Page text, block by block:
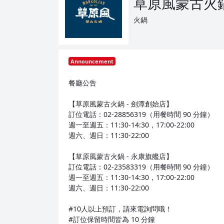
火鍋
Announcement
餐廳公告
【草原風蒙古火鍋 - 劍潭創始店】
訂位電話：02-28856319（用餐時間 90 分鐘）
週一至週五：11:30-14:30，17:00-22:00
週六、週日：11:30-22:00
【草原風蒙古火鍋 - 永康旗艦店】
訂位電話：02-23583319（用餐時間 90 分鐘）
週一至週五：11:30-14:30，17:00-22:00
週六、週日：11:30-22:00
#10人以上預訂，請來電詢問哦！
#訂位保留時間皆為 10 分鐘